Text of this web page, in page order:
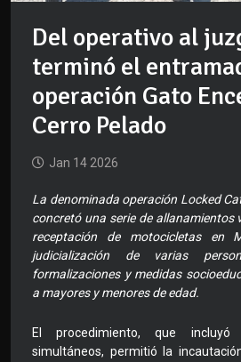
Del operativo al
terminó el
operación Gato
Cerro Pelado
Jan 14 2026
La denominada operación Locked
concretó una serie de allanamientos
receptación de motocicletas en
judicialización de varias
formalizaciones y medidas
a mayores y menores de edad.
El procedimiento, que incluyó
simultáneos, permitió la